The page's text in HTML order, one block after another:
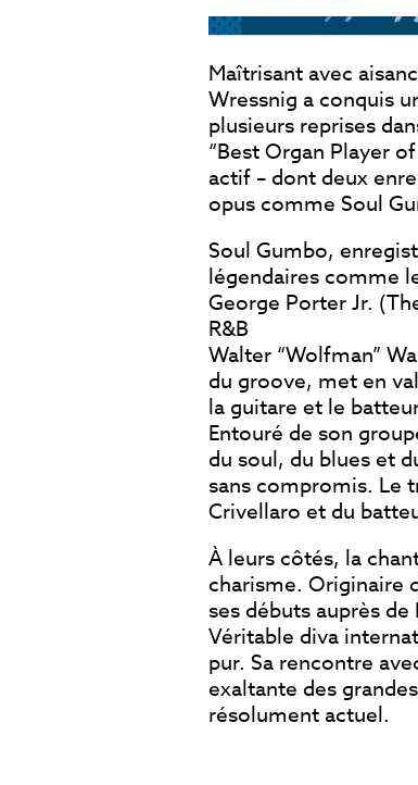
Maîtrisant avec
Wressnig a conquis
plusieurs reprises
“Best Organ Player
actif – dont deux
opus comme Soul
Soul Gumbo,
légendaires comme
George Porter Jr.
R&B
Walter “Wolfman”
du groove, met en
la guitare et le
Entouré de son
du soul, du blues et
sans compromis. Le
Crivellaro et du
À leurs côtés, la
charisme. Originaire
ses débuts auprès
Véritable diva
pur. Sa rencontre
exaltante des
résolument actuel.